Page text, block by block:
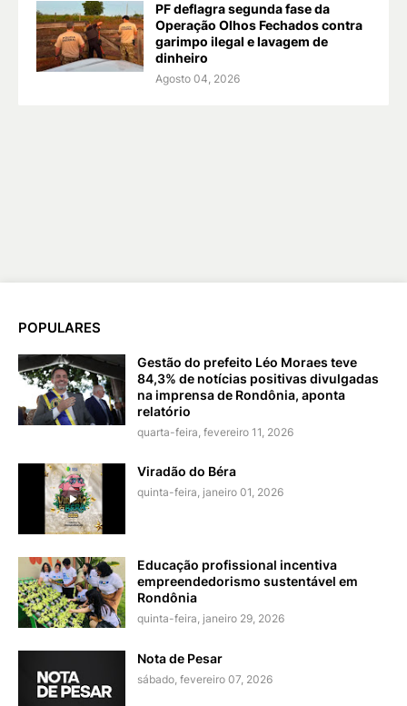
PF deflagra segunda fase da
Operação Olhos Fechados contra
garimpo ilegal e lavagem de
dinheiro
Agosto 04, 2026
POPULARES
Gestão do prefeito Léo Moraes teve
84,3% de notícias positivas divulgadas
na imprensa de Rondônia, aponta
relatório
quarta-feira, fevereiro 11, 2026
Viradão do Béra
quinta-feira, janeiro 01, 2026
Educação profissional incentiva
empreendedorismo sustentável em
Rondônia
quinta-feira, janeiro 29, 2026
Nota de Pesar
sábado, fevereiro 07, 2026